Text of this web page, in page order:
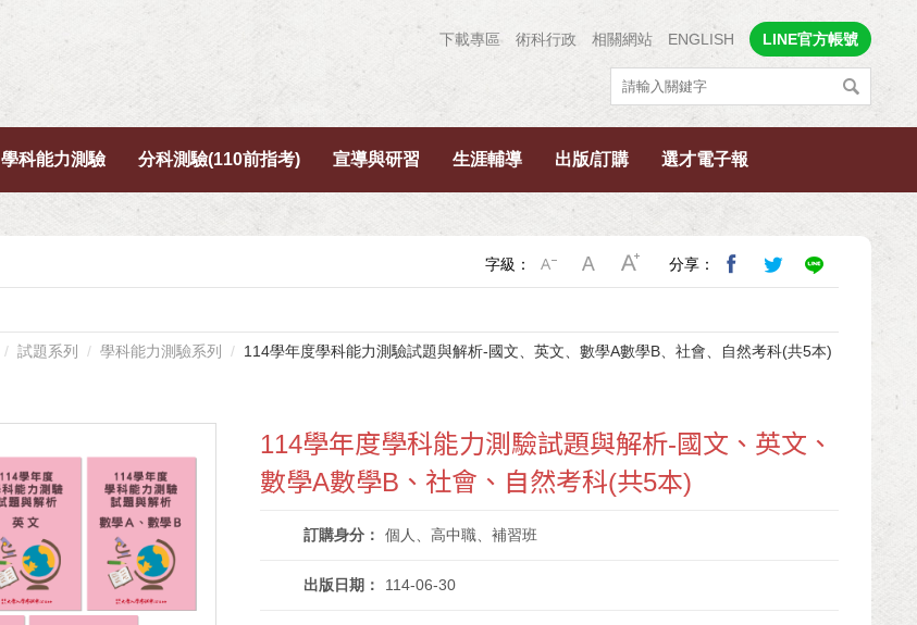
下載專區 術科行政 相關網站 ENGLISH LINE官方帳號
學科能力測驗 分科測驗(110前指考) 宣導與研習 生涯輔導 出版/訂購 選才電子報
字級： 分享：
試題系列 學科能力測驗系列 114學年度學科能力測驗試題與解析-國文、英文、數學A數學B、社會、自然考科(共5本)
114學年度學科能力測驗試題與解析-國文、英文、
數學A數學B、社會、自然考科(共5本)
訂購身分 個人、高中職、補習班
出版日期 114-06-30